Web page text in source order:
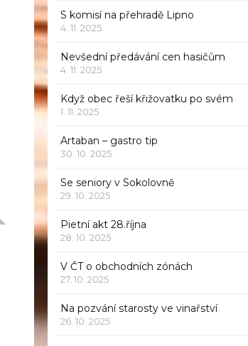
S komisí na přehradě Lipno
4. 11. 2025
Nevšední předávání cen hasičům
4. 11. 2025
Když obec řeší křižovatku po svém
1. 11. 2025
Artaban – gastro tip
30. 10. 2025
Se seniory v Sokolovně
29. 10. 2025
Pietní akt 28.října
28. 10. 2025
V ČT o obchodních zónách
27. 10. 2025
Na pozvání starosty ve vinařství
26. 10. 2025